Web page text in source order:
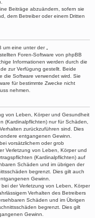
Beiträge abzuändern, sofern sie
dem Betreiber oder einem Dritten
eine unter der „
Foren-Software von phpBB
Informationen werden durch die
zur Verfügung gestellt. Beide
die Software verwendet wird. Sie
für bestimmte Zwecke nicht
nehmen.
von Leben, Körper und Gesundheit
(Kardinalpflichten) nur für Schäden,
zurückzuführen sind. Dies
entgangenen Gewinn.
vorsätzlichem oder grob
Verletzung von Leben, Körper und
(Kardinalpflichten) auf
Schäden und im übrigen der
begrenzt. Dies gilt auch
Gewinn.
der Verletzung von Leben, Körper
Verhalten des Betreibers
Schäden und im Übrigen
begrenzt. Dies gilt
Gewinn.